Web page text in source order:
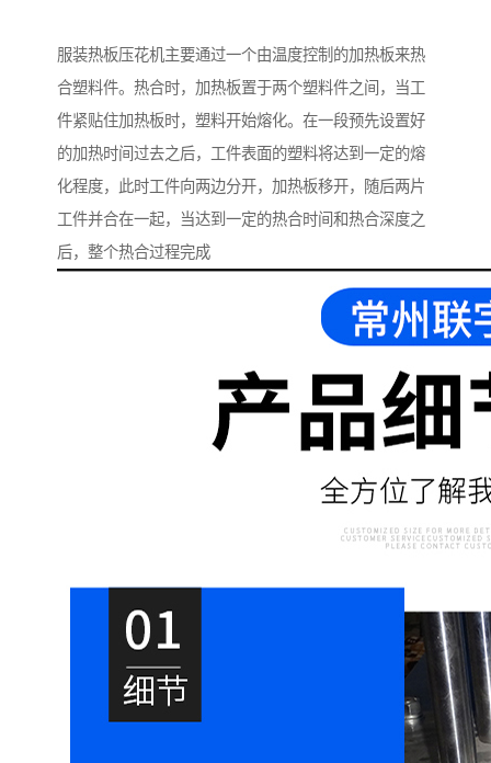
服装热板压花机主要通过一个由温度控制的加热板来热
合塑料件。热合时，加热板置于两个塑料件之间，当工
件紧贴住加热板时，塑料开始熔化。在一段预先设置好
的加热时间过去之后，工件表面的塑料将达到一定的熔
化程度，此时工件向两边分开，加热板移开，随后两片
工件并合在一起，当达到一定的热合时间和热合深度之
后，整个热合过程完成